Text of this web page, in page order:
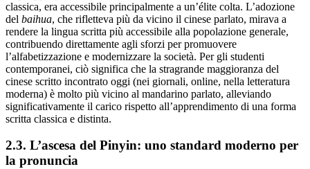
classica, era accessibile principalmente a un’élite colta. L’adozione
del baihua, che rifletteva più da vicino il cinese parlato, mirava a
rendere la lingua scritta più accessibile alla popolazione generale,
contribuendo direttamente agli sforzi per promuovere
l’alfabetizzazione e modernizzare la società. Per gli studenti
contemporanei, ciò significa che la stragrande maggioranza del
cinese scritto incontrato oggi (nei giornali, online, nella letteratura
moderna) è molto più vicino al mandarino parlato, alleviando
significativamente il carico rispetto all’apprendimento di una forma
scritta classica e distinta.
2.3. L’ascesa del Pinyin: uno standard moderno per
la pronuncia